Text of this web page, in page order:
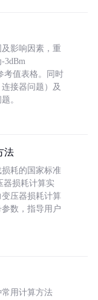
影响因素，重
3dBm
考值表格。同时
接器问题）及
。
法
耗的国家标准
器损耗计算实
压器损耗计算
参数，指导用户
用计算方法